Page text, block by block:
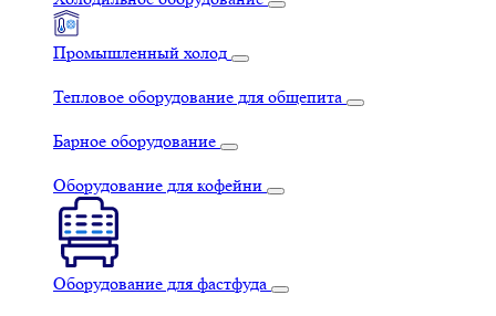
Промышленный холод
Тепловое оборудование для общепита
Барное оборудование
Оборудование для кофейни
Оборудование для фастфуда